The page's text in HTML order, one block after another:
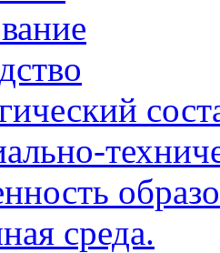
среда.